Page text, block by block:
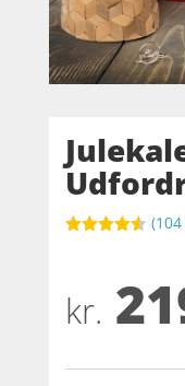
baseret
på
kundebedø
(104
kr.